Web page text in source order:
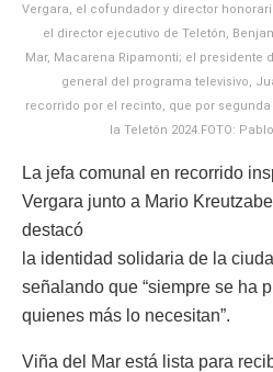
Vergara, el cofundador y director
el director ejecutivo de Teletón,
Mar, Macarena Ripamonti; el presidente
general del programa televisivo,
recorrido por el recinto, que por
la Teletón 2024.FOTO:
La jefa comunal en recorrido
Vergara junto a Mario
destacó
la identidad solidaria de la
señalando que “siempre se ha
quienes más lo necesitan”.
Viña del Mar está lista para